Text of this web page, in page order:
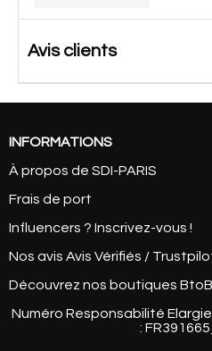
Avis clients
INFORMATIONS
À propos de SDI-PARIS
Frais de port
Influencers ? Inscrivez-vous !
Nos avis Avis Vérifiés /
Découvrez nos boutiques
Numéro Responsabilité
: